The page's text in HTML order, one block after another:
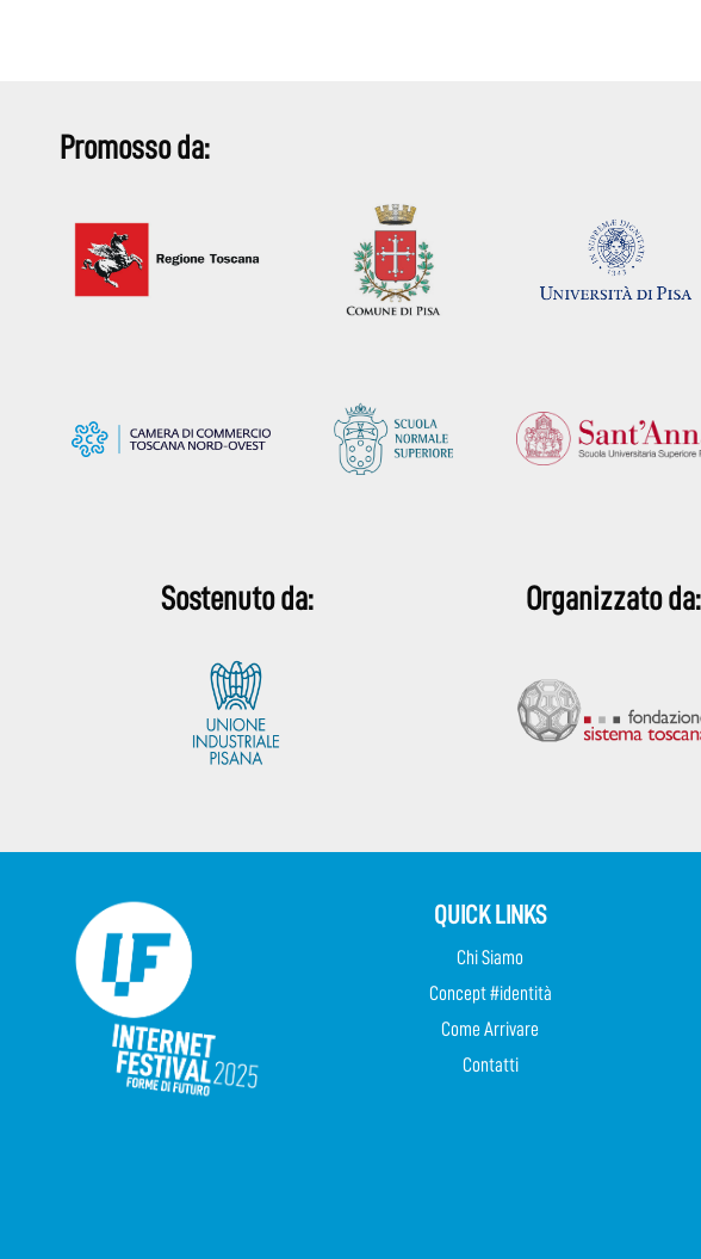
Promosso da:
Sostenuto da: Organizzato da:
QUICK LINKS
Chi Siamo
Concept #identità
Come Arrivare
Contatti